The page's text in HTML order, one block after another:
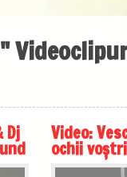
Dj Video:
ochii